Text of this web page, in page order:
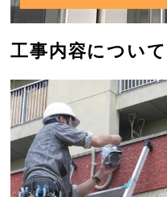
工事内容について